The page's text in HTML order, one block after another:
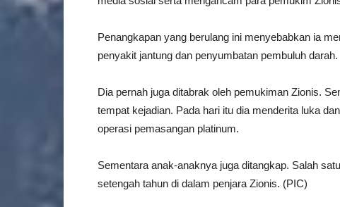
Penangkapan yang berulang ini menyebabkan ia
penyakit jantung dan penyumbatan pembuluh darah.
Dia pernah juga ditabrak oleh pemukiman Zionis.
tempat kejadian. Pada hari itu dia menderita luka
operasi pemasangan platinum.
Sementara anak-anaknya juga ditangkap. Salah
setengah tahun di dalam penjara Zionis. (PIC)